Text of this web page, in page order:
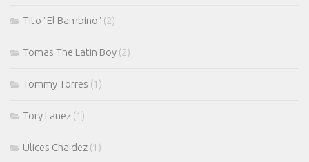
Tito "El Bambino" (2)
Tomas The Latin Boy (2)
Tommy Torres (1)
Tory Lanez (1)
Ulices Chaidez (1)